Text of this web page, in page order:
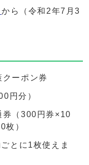
から（令和2年7月3
クーポン券
円分）
券（300円券×10
枚）
とに1枚使えま